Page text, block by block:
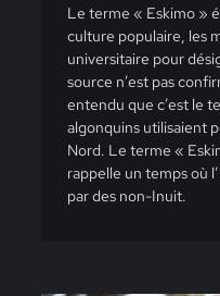
Le terme « Eskimo »
culture populaire, les
universitaire pour
source n’est pas
entendu que c’est le
algonquins utilisaient
Nord. Le terme «
rappelle un temps où
par des non-Inuit.